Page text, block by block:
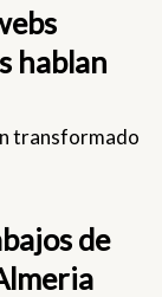
hablan
transformado
de